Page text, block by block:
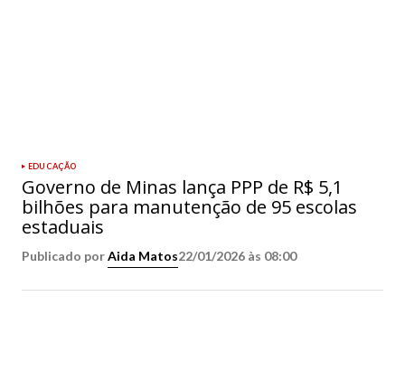
EDUCAÇÃO
Governo de Minas lança PPP de R$ 5,1
bilhões para manutenção de 95 escolas
estaduais
Publicado porAida Matos22/01/2026 às 08:00